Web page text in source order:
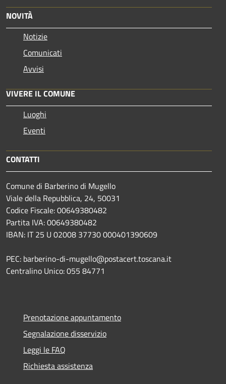
NOVITÀ
Notizie
Comunicati
Avvisi
VIVERE IL COMUNE
Luoghi
Eventi
CONTATTI
Comune di Barberino di Mugello
Viale della Repubblica, 24, 50031
Codice Fiscale: 00649380482
Partita IVA: 00649380482
IBAN: IT 25 U 02008 37730 000401390609
PEC: barberino-di-mugello@postacert.toscana.it
Centralino Unico: 055 84771
Prenotazione appuntamento
Segnalazione disservizio
Leggi le FAQ
Richiesta assistenza